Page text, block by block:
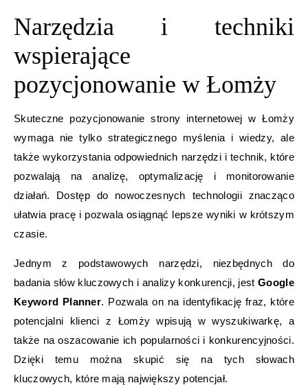
Narzędzia i techniki
wspierające
pozycjonowanie w Łomży
Skuteczne pozycjonowanie strony internetowej w Łomży
wymaga nie tylko strategicznego myślenia i wiedzy, ale
także wykorzystania odpowiednich narzędzi i technik, które
pozwalają na analizę, optymalizację i monitorowanie
działań. Dostęp do nowoczesnych technologii znacząco
ułatwia pracę i pozwala osiągnąć lepsze wyniki w krótszym
czasie.
Jednym z podstawowych narzędzi, niezbędnych do
badania słów kluczowych i analizy konkurencji, jestGoogle
Keyword Planner. Pozwala on na identyfikację fraz, które
potencjalni klienci z Łomży wpisują w wyszukiwarkę, a
także na oszacowanie ich popularności i konkurencyjności.
Dzięki temu można skupić się na tych słowach
kluczowych, które mają największy potencjał.